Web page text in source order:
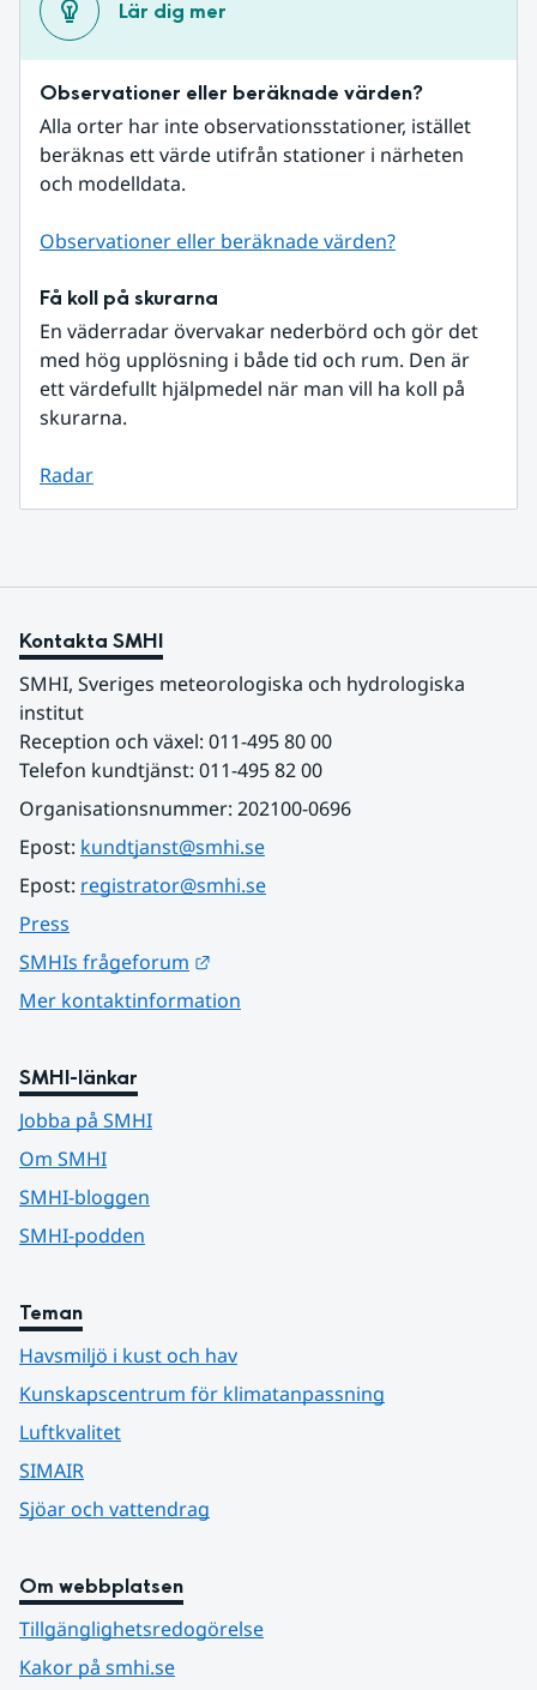
Lär dig mer
Observationer eller beräknade värden?
Alla orter har inte observationsstationer, istället
beräknas ett värde utifrån stationer i närheten
och modelldata.
Observationer eller beräknade värden?
Få koll på skurarna
En väderradar övervakar nederbörd och gör det
med hög upplösning i både tid och rum. Den är
ett värdefullt hjälpmedel när man vill ha koll på
skurarna.
Radar
Kontakta SMHI
SMHI, Sveriges meteorologiska och hydrologiska
institut
Reception och växel: 011-495 80 00
Telefon kundtjänst: 011-495 82 00
Organisationsnummer: 202100-0696
Epost: kundtjanst@smhi.se
Epost: registrator@smhi.se
Press
SMHIs frågeforum
Mer kontaktinformation
SMHI-länkar
Jobba på SMHI
Om SMHI
SMHI-bloggen
SMHI-podden
Teman
Havsmiljö i kust och hav
Kunskapscentrum för klimatanpassning
Luftkvalitet
SIMAIR
Sjöar och vattendrag
Om webbplatsen
Tillgänglighetsredogörelse
Kakor på smhi.se